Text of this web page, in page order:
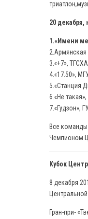
20 декабря,
1.«Имени
2.Армянская
3.«+7»,
4.«17.50»,
5.«Станция
6.«Не
7.«Гудзон»,
Все
Чемпионом
Кубок
8 декабря
Гран-при-